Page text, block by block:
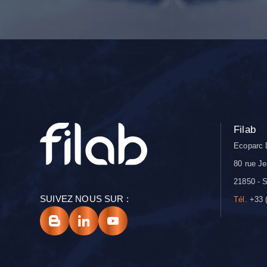
SUIVEZ NOUS SUR :
Filab
Ecoparc
80 rue
21850 -
Tél.
+33